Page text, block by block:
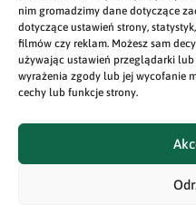
nim gromadzimy dane dotyczące
dotyczące ustawień strony,
filmów czy reklam. Możesz sam
używając ustawień przeglądarki lub
wyrażenia zgody lub jej wycofanie
cechy lub funkcje strony.
+49 30 77391864
e-mail:
adalmar@prasa-
prenumerata@prasa-